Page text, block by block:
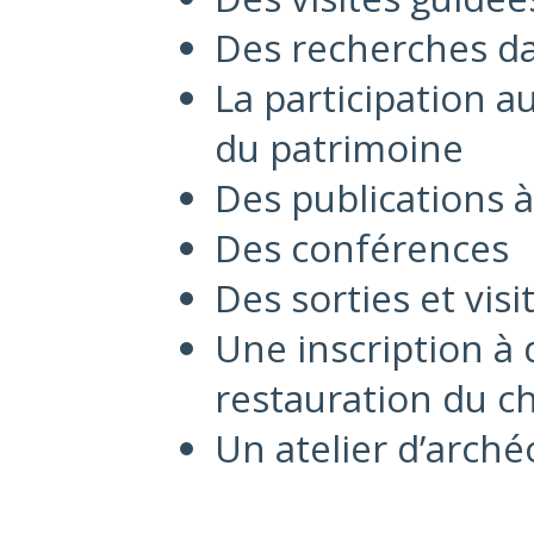
Des recherches
La participation
du patrimoine
Des publications
Des conférences
Des sorties et
Une inscription à
restauration du
Un atelier